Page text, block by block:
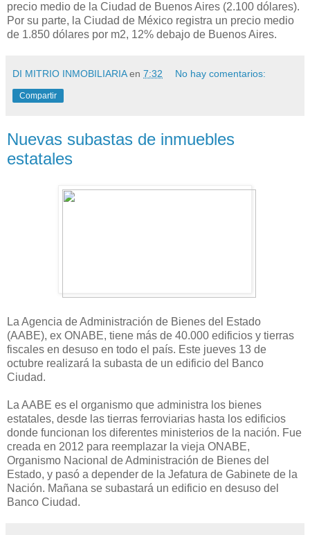
precio medio de la Ciudad de Buenos Aires (2.100 dólares).
Por su parte, la Ciudad de México registra un precio medio
de 1.850 dólares por m2, 12% debajo de Buenos Aires.
DI MITRIO INMOBILIARIA en 7:32 No hay comentarios:
Compartir
Nuevas subastas de inmuebles
estatales
La Agencia de Administración de Bienes del Estado
(AABE), ex ONABE, tiene más de 40.000 edificios y tierras
fiscales en desuso en todo el país. Este jueves 13 de
octubre realizará la subasta de un edificio del Banco
Ciudad.
La AABE es el organismo que administra los bienes
estatales, desde las tierras ferroviarias hasta los edificios
donde funcionan los diferentes ministerios de la nación. Fue
creada en 2012 para reemplazar la vieja ONABE,
Organismo Nacional de Administración de Bienes del
Estado, y pasó a depender de la Jefatura de Gabinete de la
Nación. Mañana se subastará un edificio en desuso del
Banco Ciudad.